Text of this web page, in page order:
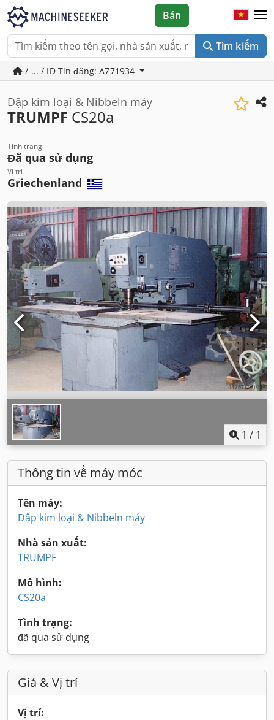
Tìm kiếm
Bán
/ ... / ID Tin đăng: A771934
Dập kim loại & Nibbeln máy
TRUMPF CS20a
Tình trạng
Đã qua sử dụng
Vị trí
Griechenland
1 / 1
Thông tin về máy móc
Tên máy:
Dập kim loại & Nibbeln máy
Nhà sản xuất:
TRUMPF
Mô hình:
CS20a
Tình trạng:
đã qua sử dụng
Giá & Vị trí
Vị trí: